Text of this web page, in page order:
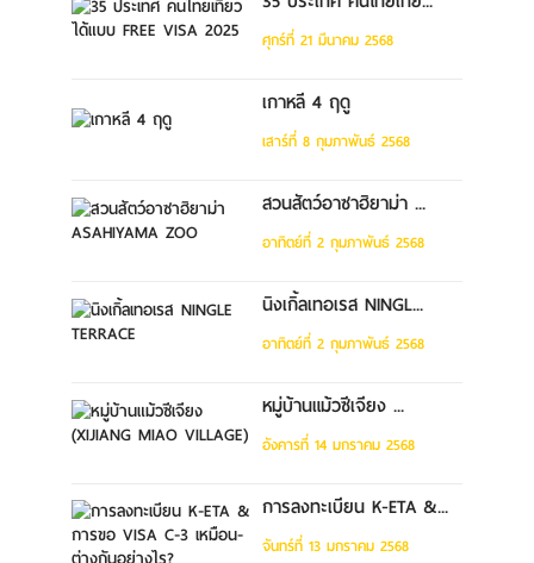
ศุกร์ที่ 21 มีนาคม 2568
เกาหลี 4 ฤดู
เสาร์ที่ 8 กุมภาพันธ์ 2568
สวนสัตว์อาซาฮิยาม่า ...
อาทิตย์ที่ 2 กุมภาพันธ์ 2568
นิงเกิ้ลเทอเรส NINGL...
อาทิตย์ที่ 2 กุมภาพันธ์ 2568
หมู่บ้านแม้วซีเจียง ...
อังคารที่ 14 มกราคม 2568
การลงทะเบียน K-ETA &...
จันทร์ที่ 13 มกราคม 2568